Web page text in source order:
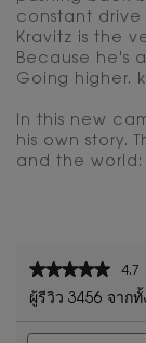
constant drive
Kravitz is the
Because he's
Going higher.
In this new
his own story.
and the world:
★★★★★
★★★★★
4.7
4.7
ผู้รีวิว 3456 จาก
ค้นหา